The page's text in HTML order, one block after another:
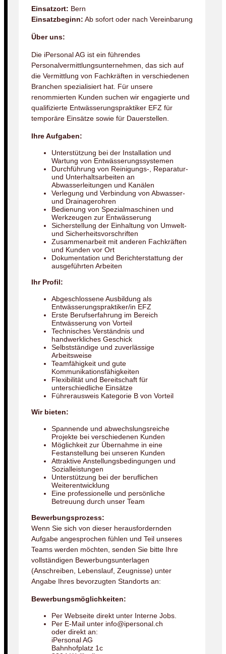
Einsatzort: Bern
Einsatzbeginn: Ab sofort oder nach Vereinbarung
Über uns:
Die iPersonal AG ist ein führendes
Personalvermittlungsunternehmen, das sich auf
die Vermittlung von Fachkräften in verschiedenen
Branchen spezialisiert hat. Für unsere
renommierten Kunden suchen wir engagierte und
qualifizierte Entwässerungspraktiker EFZ für
temporäre Einsätze sowie für Dauerstellen.
Ihre Aufgaben:
Unterstützung bei der Installation und
Wartung von Entwässerungssystemen
Durchführung von Reinigungs-, Reparatur-
und Unterhaltsarbeiten an
Abwasserleitungen und Kanälen
Verlegung und Verbindung von Abwasser-
und Drainagerohren
Bedienung von Spezialmaschinen und
Werkzeugen zur Entwässerung
Sicherstellung der Einhaltung von Umwelt-
und Sicherheitsvorschriften
Zusammenarbeit mit anderen Fachkräften
und Kunden vor Ort
Dokumentation und Berichterstattung der
ausgeführten Arbeiten
Ihr Profil:
Abgeschlossene Ausbildung als
Entwässerungspraktiker/in EFZ
Erste Berufserfahrung im Bereich
Entwässerung von Vorteil
Technisches Verständnis und
handwerkliches Geschick
Selbstständige und zuverlässige
Arbeitsweise
Teamfähigkeit und gute
Kommunikationsfähigkeiten
Flexibilität und Bereitschaft für
unterschiedliche Einsätze
Führerausweis Kategorie B von Vorteil
Wir bieten:
Spannende und abwechslungsreiche
Projekte bei verschiedenen Kunden
Möglichkeit zur Übernahme in eine
Festanstellung bei unseren Kunden
Attraktive Anstellungsbedingungen und
Sozialleistungen
Unterstützung bei der beruflichen
Weiterentwicklung
Eine professionelle und persönliche
Betreuung durch unser Team
Bewerbungsprozess:
Wenn Sie sich von dieser herausfordernden
Aufgabe angesprochen fühlen und Teil unseres
Teams werden möchten, senden Sie bitte Ihre
vollständigen Bewerbungsunterlagen
(Anschreiben, Lebenslauf, Zeugnisse) unter
Angabe Ihres bevorzugten Standorts an:
Bewerbungsmöglichkeiten:
Per Webseite direkt unter Interne Jobs.
Per E-Mail unter info@ipersonal.ch
oder direkt an:
iPersonal AG
Bahnhofplatz 1c